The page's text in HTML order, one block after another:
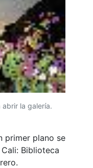
la galería.
primer plano se
Biblioteca